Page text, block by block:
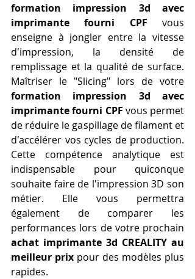
formation impression 3d avec
imprimante fourni CPF vous
enseigne à jongler entre la vitesse
d'impression, la densité de
remplissage et la qualité de surface.
formation impression 3d avec
imprimante fourni CPF vous permet
de réduire le gaspillage de filament et
d'accélérer vos cycles de production.
Cette compétence analytique est
indispensable pour quiconque
souhaite faire de l'impression 3D son
métier. Elle vous permettra
également de comparer les
achat imprimante 3d CREALITY au
meilleur prix pour des modèles plus
rapides.